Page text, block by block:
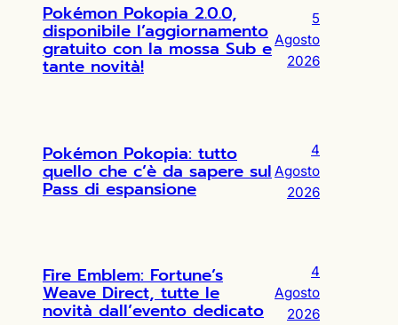
Pokémon Pokopia 2.0.0,
disponibile l’aggiornamento
gratuito con la mossa Sub e
tante novità!
5
Agosto
2026
Pokémon Pokopia: tutto
quello che c’è da sapere sul
Pass di espansione
4
Agosto
2026
Fire Emblem: Fortune’s
Weave Direct, tutte le
novità dall’evento dedicato
4
Agosto
2026